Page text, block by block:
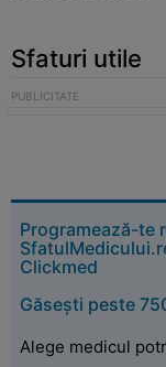
Sfaturi utile
Programează-te
Clickmed
Găsești peste
Alege medicul